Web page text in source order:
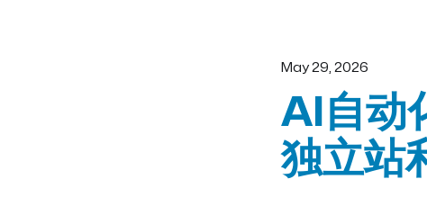
May 29, 2026
AI自动
独立站